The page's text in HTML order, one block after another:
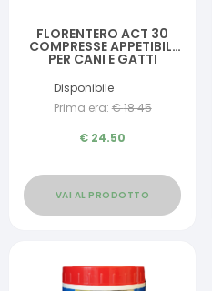
FLORENTERO ACT 30
COMPRESSE APPETIBILI
PER CANI E GATTI
Disponibile
Prima era: €18.45
€ 24.50
VAI AL PRODOTTO